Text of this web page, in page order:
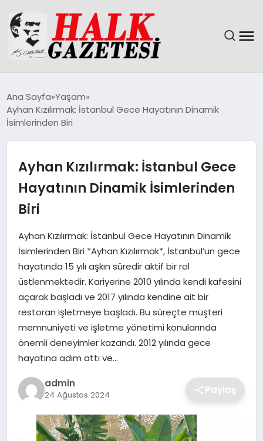
DÜNYA
EKONOMI
MAGAZIN
SAĞLIK
SIYASET
SPOR
TEKNOLOJI
YAŞAM
Ana Sayfa Yaşam
Ayhan Kızılırmak: İstanbul Gece Hayatının Dinamik
İsimlerinden Biri
Ayhan Kızılırmak: İstanbul Gece
Hayatının Dinamik İsimlerinden
Biri
Ayhan Kızılırmak: İstanbul Gece Hayatının Dinamik
İsimlerinden Biri *Ayhan Kızılırmak*, İstanbul’un gece
hayatında 15 yılı aşkın süredir aktif bir rol
üstlenmektedir. Kariyerine 2010 yılında kendi kafesini
açarak başladı ve 2017 yılında kendine ait bir
restoran işletmeye başladı. Bu süreçte müşteri
memnuniyeti ve işletme yönetimi konularında
önemli deneyimler kazandı. 2012 yılında gece
hayatına adım attı ve…
admin
24 Ağustos 2024 Paylaş